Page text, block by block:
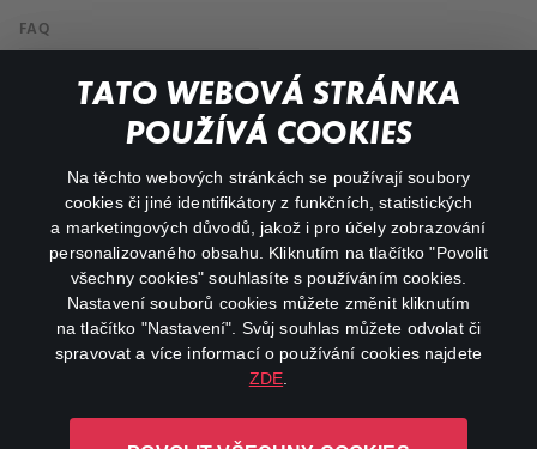
TATO WEBOVÁ STRÁNKA
POUŽÍVÁ COOKIES
Na těchto webových stránkách se používají soubory
cookies či jiné identifikátory z funkčních, statistických
a marketingových důvodů, jakož i pro účely zobrazování
personalizovaného obsahu. Kliknutím na tlačítko "Povolit
všechny cookies" souhlasíte s používáním cookies.
Nastavení souborů cookies můžete změnit kliknutím
na tlačítko "Nastavení". Svůj souhlas můžete odvolat či
spravovat a více informací o používání cookies najdete
ZDE
FAQ
My profile
facebookinstagram
youtube